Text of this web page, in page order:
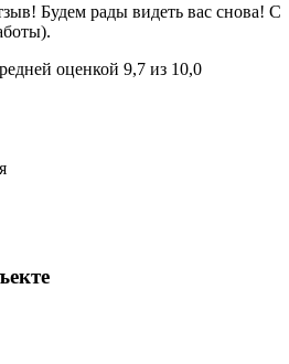
Будем рады видеть вас снова! С
оценкой 9,7 из 10,0